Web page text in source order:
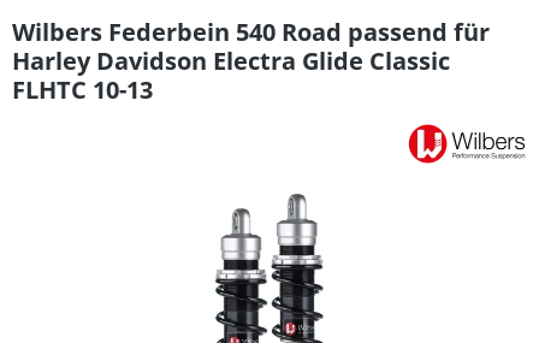
Wilbers Federbein 540 Road passend für
Harley Davidson Electra Glide Classic
FLHTC 10-13